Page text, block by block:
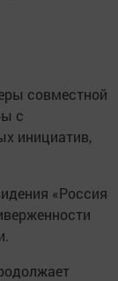
совместной
с
инициатив,
«Россия